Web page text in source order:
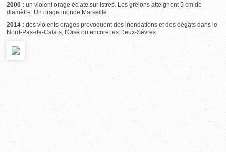
2000 : un violent orage éclate sur Istres. Les grêlons atteignent 5 cm de
diamètre. Un orage inonde Marseille.
2014 : des violents orages provoquent des inondations et des dégâts dans le
Nord-Pas-de-Calais, l'Oise ou encore les Deux-Sèvres.